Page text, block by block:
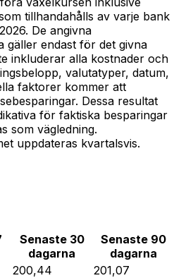
tillhandahålls av varje bank
De angivna
gäller endast för det givna
inkluderar alla kostnader och
valutatyper, datum,
faktorer kommer att
Dessa resultat
för faktiska besparingar
som vägledning.
uppdateras kvartalsvis.
Senaste 30
dagarna
Senaste 90
dagarna
200,44
201,07